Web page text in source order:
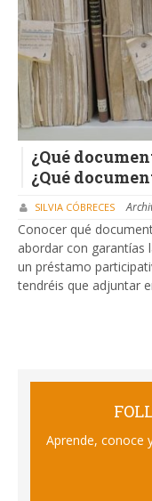
¿Qué
¿Qué
SILVIA CÓBRECES
Conocer qué
abordar con garantías
un préstamo
tendréis que adjuntar
Aprende, conoce